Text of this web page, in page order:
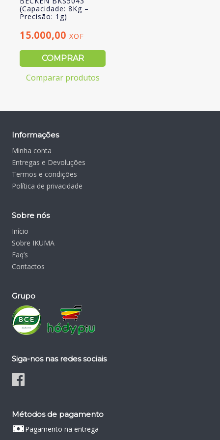
(Capacidade: 8Kg –
Precisão: 1g)
15.000,00 XOF
COMPRAR
Comparar produtos
Informações
Minha conta
Entregas e Devoluções
Termos e condições
Política de privacidade
Sobre nós
Início
Sobre IKUMA
Faq’s
Contactos
Grupo
Siga-nos nas redes sociais
Métodos de pagamento
Pagamento na entrega